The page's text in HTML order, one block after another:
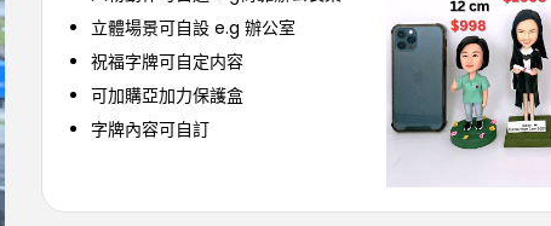
立體場景可自設 e.g 辦公室
祝福字牌可自定内容
可加購亞加力保護盒
字牌內容可自訂